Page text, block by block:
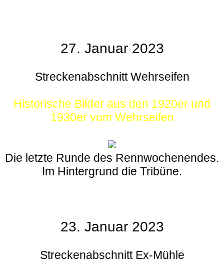
27. Januar 2023
Streckenabschnitt Wehrseifen
Historische Bilder aus den 1920er und
1930er vom Wehrseifen
Die letzte Runde des Rennwochenendes.
Im Hintergrund die Tribüne.
23. Januar 2023
Streckenabschnitt Ex-Mühle